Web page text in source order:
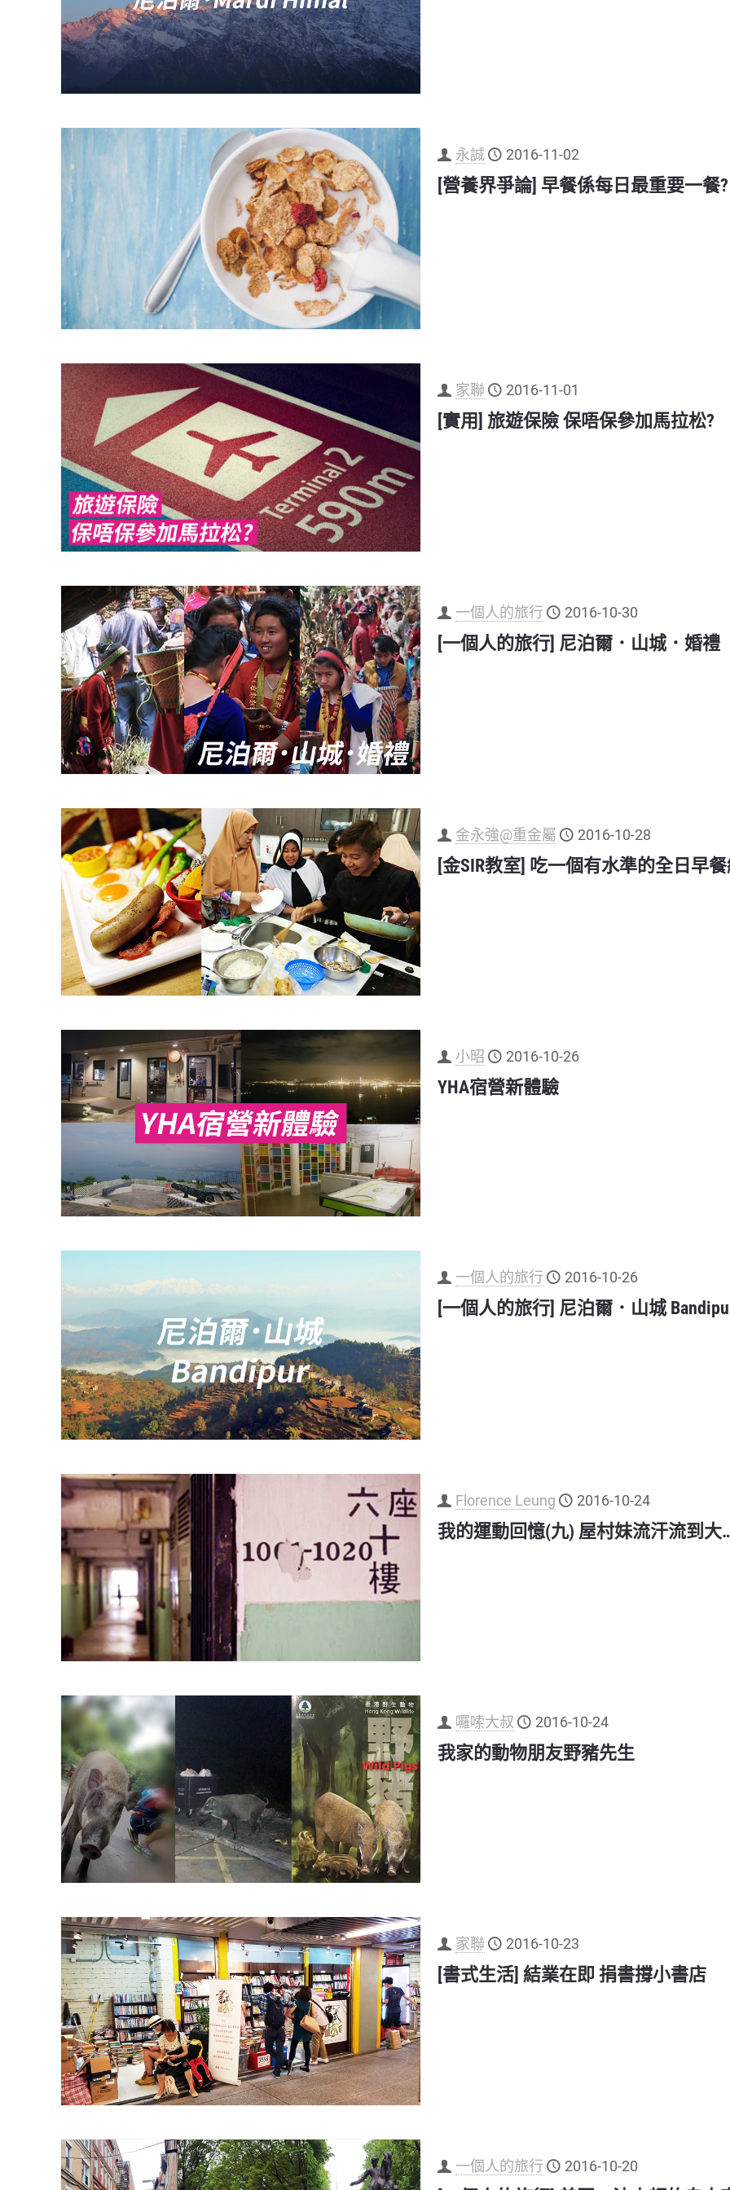
永誠 2016-11-02
[營養界爭論] 早餐係每日最重要一餐?
家聯 2016-11-01
[實用] 旅遊保險 保唔保參加馬拉松?
一個人的旅行 2016-10-30
[一個人的旅行] 尼泊爾．山城．婚禮
金永強@重金屬 2016-10-28
[金SIR教室] 吃一個有水準的全日早
小昭 2016-10-26
YHA宿營新體驗
一個人的旅行 2016-10-26
[一個人的旅行] 尼泊爾．山城
Florence Leung 2016-10-24
我的運動回憶(九) 屋村妹流汗流到大
囉嗦大叔 2016-10-24
我家的動物朋友野豬先生
家聯 2016-10-23
[書式生活] 結業在即 捐書撐小書店
一個人的旅行 2016-10-20